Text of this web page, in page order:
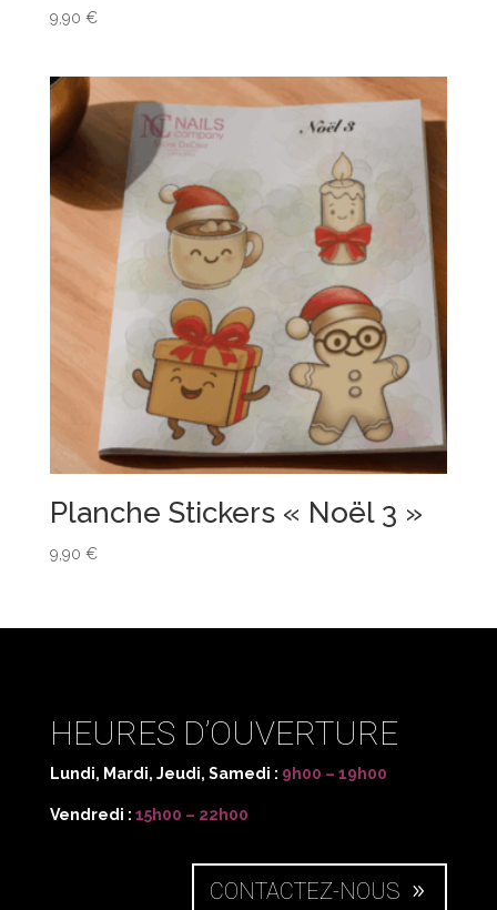
9,90 €
Planche Stickers « Noël 3 »
9,90 €
HEURES D’OUVERTURE
Lundi, Mardi, Jeudi, Samedi : 9h00 – 19h00
Vendredi : 15h00 – 22h00
CONTACTEZ-NOUS